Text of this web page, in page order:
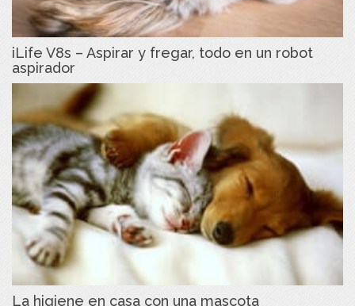
iLife V8s – Aspirar y fregar, todo en un robot
aspirador
La higiene en casa con una mascota